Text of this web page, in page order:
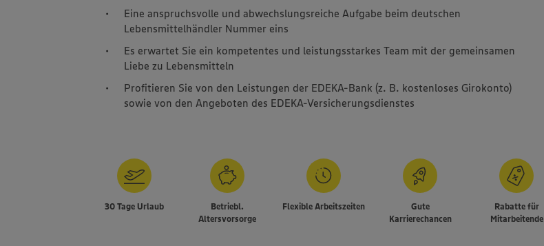
Eine anspruchsvolle und abwechslungsreiche Aufgabe beim deutschen
Lebensmittelhändler Nummer eins
Es erwartet Sie ein kompetentes und leistungsstarkes Team mit der gemeinsamen
Liebe zu Lebensmitteln
Profitieren Sie von den Leistungen der EDEKA-Bank (z. B. kostenloses Girokonto)
sowie von den Angeboten des EDEKA-Versicherungsdienstes
30 Tage Urlaub
Betriebl.
Altersvorsorge
Flexible Arbeitszeiten
Gute
Karrierechancen
Rabatte für
Mitarbeitende